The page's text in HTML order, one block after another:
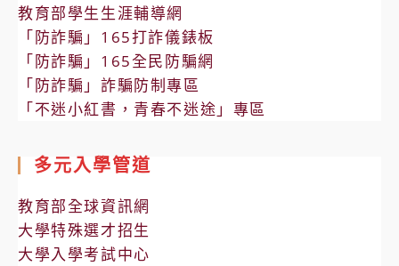
教育部學生生涯輔導網
「防詐騙」165打詐儀錶板
「防詐騙」165全民防騙網
「防詐騙」詐騙防制專區
「不迷小紅書，青春不迷途」專區
多元入學管道
教育部全球資訊網
大學特殊選才招生
大學入學考試中心